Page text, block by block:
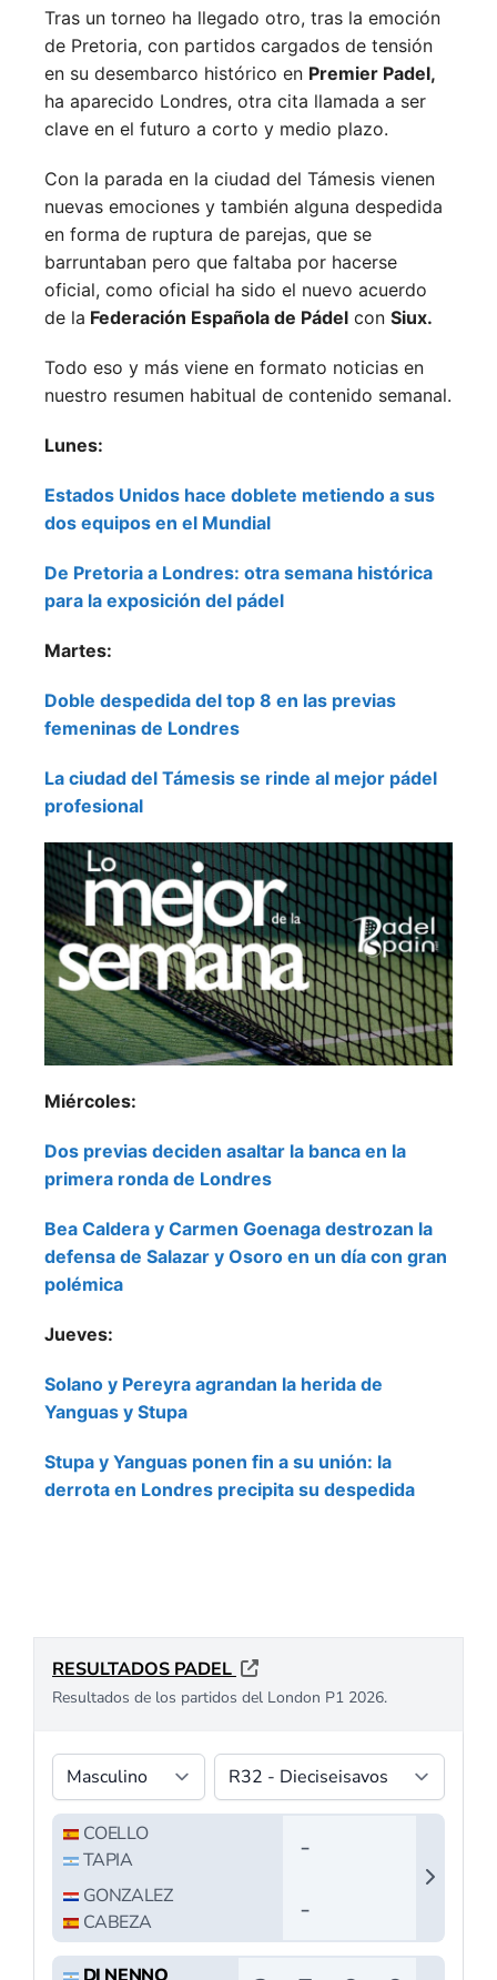
Tras un torneo ha llegado otro, tras la emoción
de Pretoria, con partidos cargados de tensión
en su desembarco histórico en Premier Padel,
ha aparecido Londres, otra cita llamada a ser
clave en el futuro a corto y medio plazo.
Con la parada en la ciudad del Támesis vienen
nuevas emociones y también alguna despedida
en forma de ruptura de parejas, que se
barruntaban pero que faltaba por hacerse
oficial, como oficial ha sido el nuevo acuerdo
de la Federación Española de Pádel con Siux.
Todo eso y más viene en formato noticias en
nuestro resumen habitual de contenido semanal.
Lunes:
Estados Unidos hace doblete metiendo a sus
dos equipos en el Mundial
De Pretoria a Londres: otra semana histórica
para la exposición del pádel
Martes:
Doble despedida del top 8 en las previas
femeninas de Londres
La ciudad del Támesis se rinde al mejor pádel
profesional
Miércoles:
Dos previas deciden asaltar la banca en la
primera ronda de Londres
Bea Caldera y Carmen Goenaga destrozan la
defensa de Salazar y Osoro en un día con gran
polémica
Jueves:
Solano y Pereyra agrandan la herida de
Yanguas y Stupa
Stupa y Yanguas ponen fin a su unión: la
derrota en Londres precipita su despedida